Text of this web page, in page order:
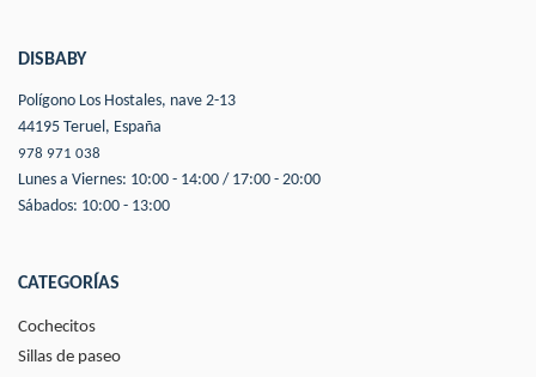
DISBABY
Polígono Los Hostales, nave 2-13
44195 Teruel, España
978 971 038
Lunes a Viernes: 10:00 - 14:00 / 17:00 - 20:00
Sábados: 10:00 - 13:00
CATEGORÍAS
Cochecitos
Sillas de paseo